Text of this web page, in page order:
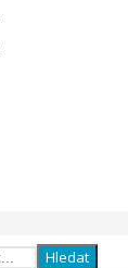
Hledat